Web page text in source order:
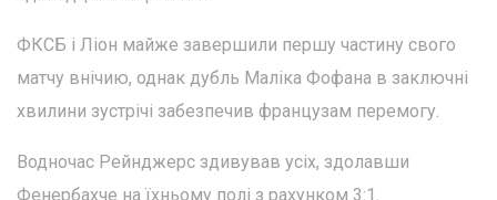
ФКСБ і Ліон майже завершили першу частину свого
матчу внічию, однак дубль Маліка Фофана в заключні
хвилини зустрічі забезпечив французам перемогу.
Водночас Рейнджерс здивував усіх, здолавши
Фенербахче на їхньому полі з рахунком 3:1.